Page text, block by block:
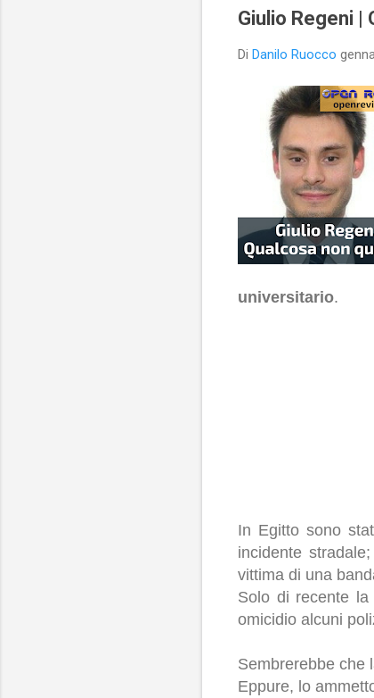
Giulio Regeni |
Di Danilo Ruocco
universitario.
In Egitto sono
incidente
vittima di una
Solo di recente la
omicidio alcuni
Sembrerebbe che
Eppure, lo